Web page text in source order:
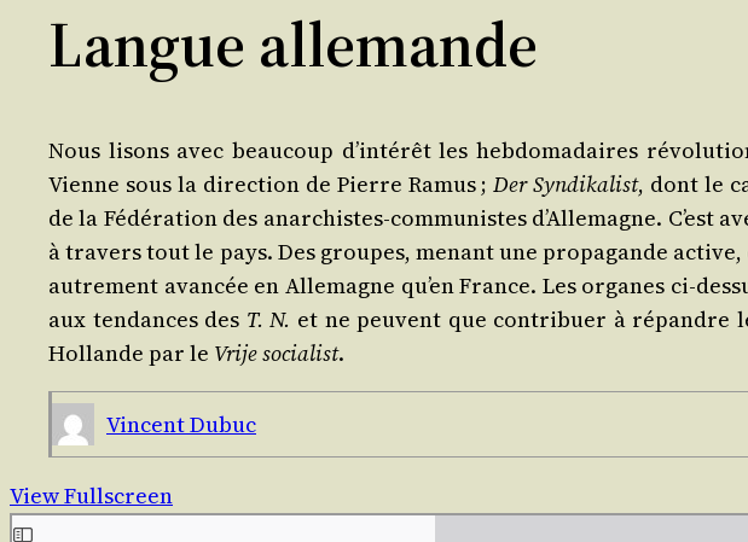
Langue allemande
Nous lisons avec beau­coup d’intérêt les heb­do­ma­daires
Vienne sous la direc­tion de Pierre Ramus ;Der Syn­di­ka­list, dont le
de la Fédé­ra­tion des anar­chistes-com­mu­nistes d’Allemagne.
à tra­vers tout le pays. Des groupes, menant une pro­pa­gande
autre­ment avan­cée en Alle­magne qu’en France. Les organes ci-
aux ten­dances des T. N. et ne peuvent que contri­buer à répandre
Hol­lande par le Vrije socia­list.
Vincent Dubuc
View Fullscreen